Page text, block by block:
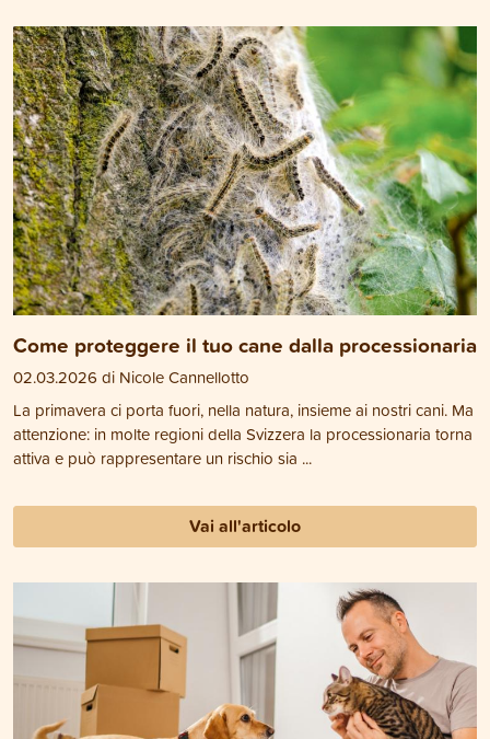
Come proteggere il tuo cane dalla processionaria
02.03.2026 di Nicole Cannellotto
La primavera ci porta fuori, nella natura, insieme ai nostri cani. Ma
attenzione: in molte regioni della Svizzera la processionaria torna
attiva e può rappresentare un rischio sia ...
Vai all'articolo